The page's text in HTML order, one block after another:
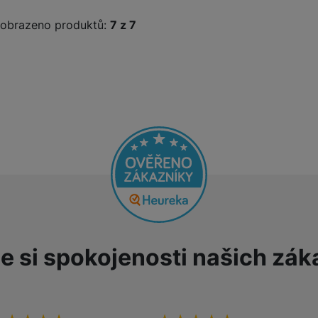
produktů: z 7
si spokojenosti našich